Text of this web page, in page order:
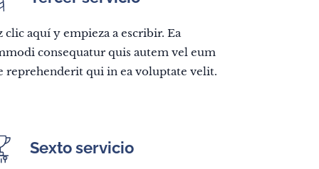
clic aquí y empieza a escribir. Ea
consequatur quis autem vel eum
reprehenderit qui in ea voluptate velit.
Sexto servicio